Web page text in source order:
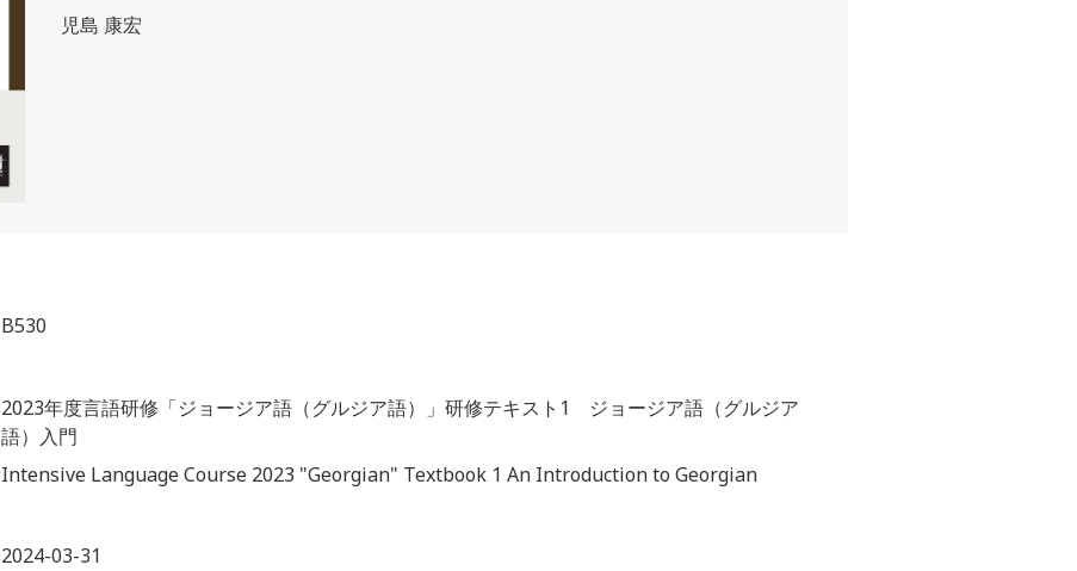
児島 康宏
B530
2023年度言語研修「ジョージア語（グルジア語）」研修テキスト1 ジョージア語（グルジア
語）入門
Intensive Language Course 2023 "Georgian" Textbook 1 An Introduction to Georgian
2024-03-31